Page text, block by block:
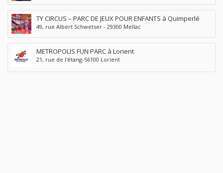
TY CIRCUS – PARC DE JEUX POUR ENFANTS à Quimperlé
49, rue Albert Schwetser - 29300 Mellac
METROPOLIS FUN PARC à Lorient
21, rue de l'étang-56100 Lorient